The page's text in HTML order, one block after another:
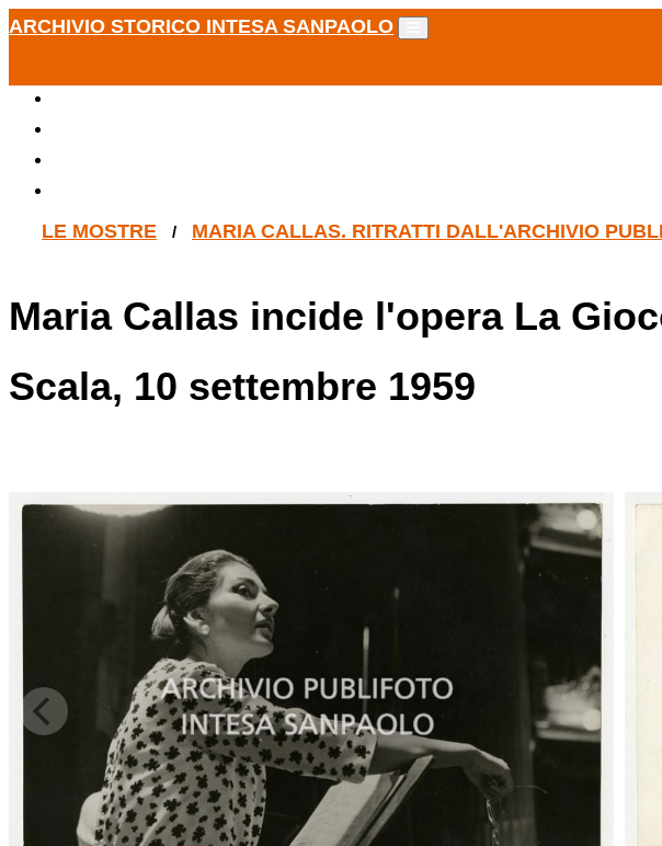
ARCHIVIO STORICO INTESA SANPAOLO
LE MOSTRE / MARIA CALLAS. RITRATTI DALL'ARCHIVIO
Maria Callas incide l'opera La
Scala, 10 settembre 1959